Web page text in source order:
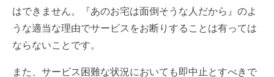
はできません。『あのお宅は面倒そうな人だから』のよ
うな適当な理由でサービスをお断りすることは有っては
ならないことです。
また、サービス困難な状況においても即中止とすべきで